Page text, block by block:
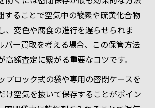
買取成功には保管状況が決め手
することで空気中の酸素や硫黄化合物
、変色や腐食の進行を遅らせられま
バー買取を考える場合、この保管方法
高額査定に繋がる重要なコツです。
プロック式の袋や専用の密閉ケースを
け空気を抜いて保存することがポイン